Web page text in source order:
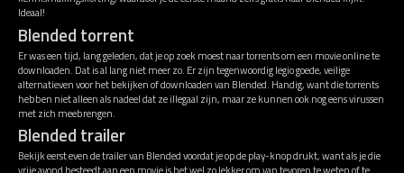
Ideaal!
Blended torrent
Er was een tijd, lang geleden, dat je op zoek moest naar torrents om een movie online te
downloaden. Dat is al lang niet meer zo. Er zijn tegenwoordig legio goede, veilige
alternatieven voor het bekijken of downloaden van Blended. Handig, want die torrents
hebben niet alleen als nadeel dat ze illegaal zijn, maar ze kunnen ook nog eens virussen
met zich meebrengen.
Blended trailer
Bekijk eerst even de trailer van Blended voordat je op de play-knop drukt, want als je die
vrije avond besteedt aan een movie is het wel zo lekker om van tevoren te weten of te